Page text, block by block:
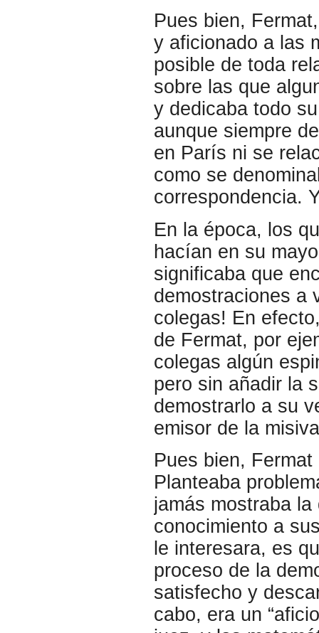
Pues bien,
y aficionado a las
posible de toda
sobre las que
y dedicaba todo
aunque siempre
en París ni se
como se
correspondencia.
En la época, los
hacían en su
significaba que
demostraciones a
colegas! En
de Fermat, por
colegas algún
pero sin añadir la
demostrarlo a su
emisor de la
Pues bien,
Planteaba
jamás mostraba
conocimiento a
le interesara, es
proceso de la
satisfecho y
cabo, era un